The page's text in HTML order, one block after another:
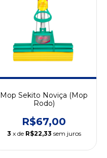
Mop Sekito Noviça (Mop
Rodo)
R$67,00
3 x de R$22,33 sem juros